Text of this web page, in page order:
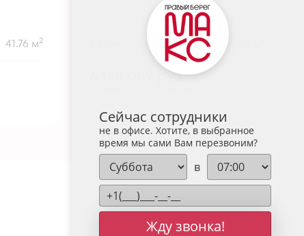
41.76 м2 1-комнатная 45.86 м
руб.
Сейчас сотрудники
не в офисе. Хотите, в выбранное
время мы сами Вам перезвоним?
в
Жду звонка!